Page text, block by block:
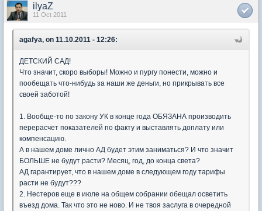
ilyaZ
11 Oct 2011
agafya, on 11.10.2011 - 12:26:
ДЕТСКИЙ САД!
Что значит, скоро выборы! Можно и пургу понести, можно и
пообещать что-нибудь за наши же деньги, но прикрывать все
своей заботой!
1. Вообще-то по закону УК в конце года ОБЯЗАНА производить
перерасчет показателей по факту и выставлять доплату или
компенсацию.
А в нашем доме лично АД будет этим заниматься? И что значит
БОЛЬШЕ не будут расти? Месяц, год, до конца света?
АД гарантирует, что в нашем доме в следующем году тарифы
расти не будут???
2. Нестеров еще в июле на общем собрании обещал осветить
въезд дома. Так что это не ново. И не твоя заслуга в очередной